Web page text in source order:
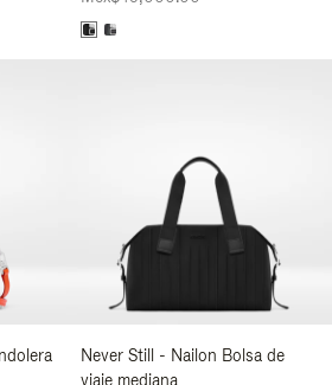
Never Still - Nailon Bolsa de
viaje mediana